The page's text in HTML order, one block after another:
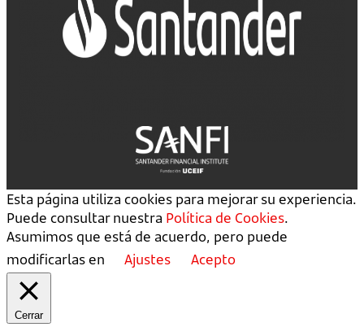
Esta página utiliza cookies para mejorar su experiencia.
Puede consultar nuestra Política de Cookies.
Asumimos que está de acuerdo, pero puede
modificarlas en
Ajustes Acepto
Cerrar